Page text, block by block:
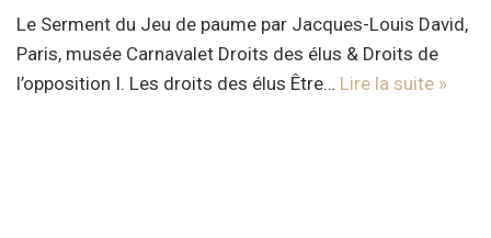
Le Serment du Jeu de paume par Jacques-Louis David,
Paris, musée Carnavalet Droits des élus & Droits de
l’opposition I. Les droits des élus Être… Lire la suite »